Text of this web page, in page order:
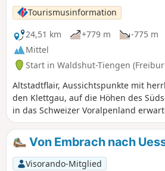
Tourismusinformation
24,51 km
+779 m -775 m
Mittel
Start in Waldshut-Tiengen
Altstadtflair, Aussichtspunkte mit
den Klettgau, auf die Höhen des
in das Schweizer Voralpenland
Tour. Sonnenreiche Waldränder und
Waldabschnitte wechseln sich mit
Ackerflächen ab. Die Tour bietet sich
und Weite lieben. Die Neugier wird
Von Embrach nach
Visorando-Mitglied